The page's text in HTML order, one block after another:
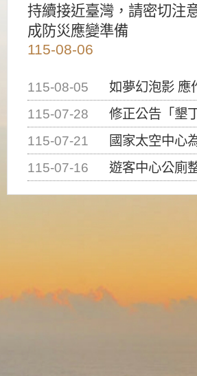
持續接近臺灣，請密切注
成防災應變準備
115-08-06
115-08-05
如夢幻泡影 應
115-07-28
修正公告「墾丁國家公園限制水域遊憩活動之
115-07-21
國家太空中心為辦理2026台灣盃火箭競賽，陸、海、
115-07-16
遊客中心公廁